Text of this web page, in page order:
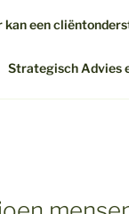
kan een
Strategisch Advies